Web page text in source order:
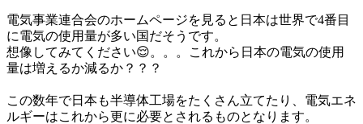
電気事業連合会のホームページを見ると日本は世界で4番目
に電気の使用量が多い国だそうです。
想像してみてください😌。。。これから日本の電気の使用
量は増えるか減るか？？？
この数年で日本も半導体工場をたくさん立てたり、電気エネ
ルギーはこれから更に必要とされるものとなります。